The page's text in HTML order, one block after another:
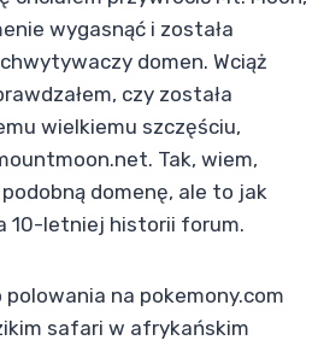
wygasnąć i została
domen. Wciąż
czy została
wielkiemu szczęściu,
Tak, wiem,
domenę, ale to jak
10-letniej historii forum.
na pokemony.com
safari w afrykańskim